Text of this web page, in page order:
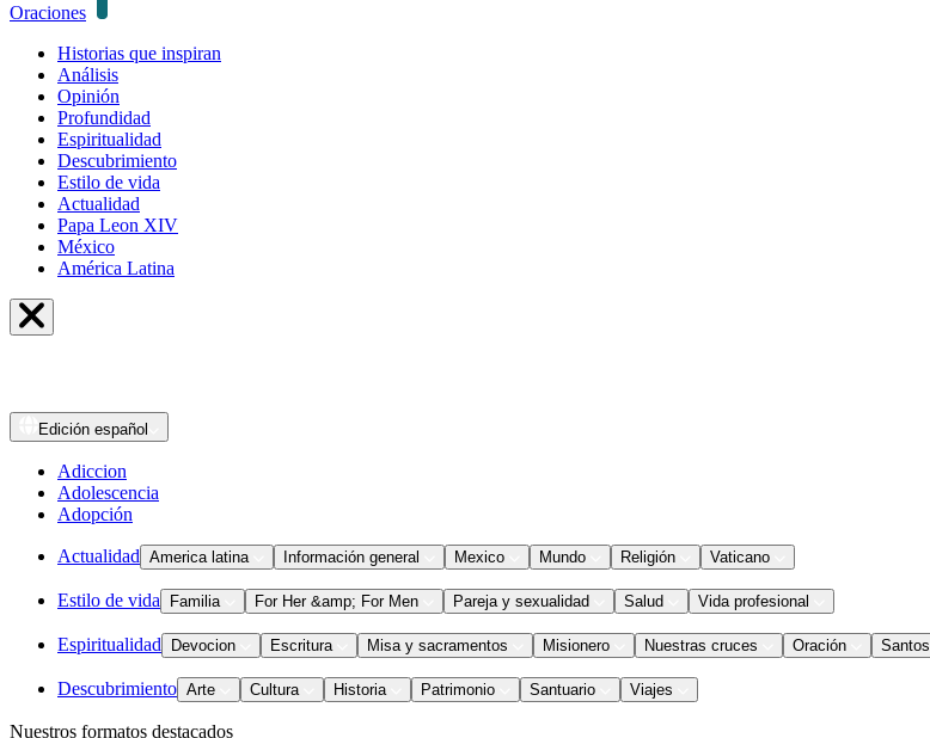
Oraciones
Historias que inspiran
Análisis
Opinión
Profundidad
Espiritualidad
Descubrimiento
Estilo de vida
Actualidad
Papa Leon XIV
México
América Latina
Edición español
Adiccion
Adolescencia
Adopción
Actualidad America latina Información general Mexico Mundo Religión Vaticano
Estilo de vida Familia For Her &amp; For Men Pareja y sexualidad Salud Vida profesional
Espiritualidad Devocion Escritura Misa y sacramentos Misionero Nuestras cruces Oración Santos
Descubrimiento Arte Cultura Historia Patrimonio Santuario Viajes
Nuestros formatos destacados